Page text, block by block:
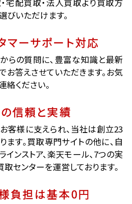
宅配買取・法人買取より買取方
びいただけます。
マーサポート対応
らの質問に、豊富な知識と最新
お答えさせていただきます。お気
絡ください。
信頼と実績
客様に支えられ、当社は創立23
ます。買取専門サイトの他に、自
インストア、楽天モール、7つの実
取センターを運営しております。
負担は基本0円